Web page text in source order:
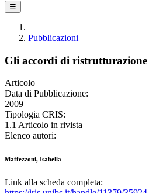
☰
Pubblicazioni
Gli accordi di ristrutturazione
Articolo
Data di Pubblicazione:
2009
Tipologia CRIS:
1.1 Articolo in rivista
Elenco autori:
Maffezzoni, Isabella
Link alla scheda completa: